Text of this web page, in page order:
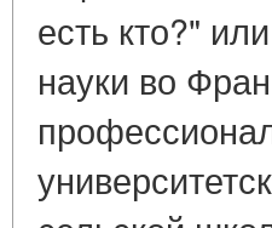
есть кто?"
науки во